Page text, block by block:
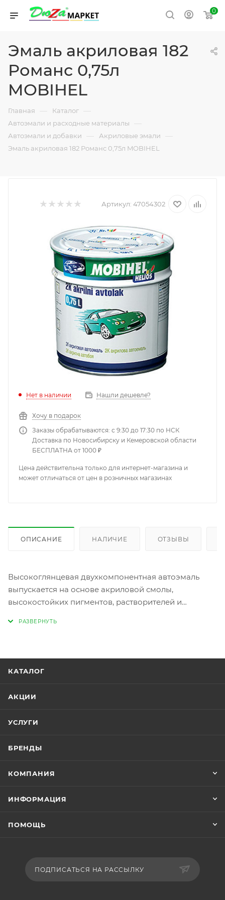
0
Эмаль акриловая 182
Романс 0,75л
MOBIHEL
Главная — Каталог —
Автоэмали и расходные материалы —
Автоэмали и добавки — Акриловые эмали —
Эмаль акриловая 182 Романс 0,75л MOBIHEL
Артикул: 47054302
Нет в наличии Нашли дешевле?
Хочу в подарок
Заказы обрабатываются: с 9:30 до 17:30 по НСК
Доставка по Новосибирску и Кемеровской области
БЕСПЛАТНА от 1000 ₽
Цена действительна только для интернет-магазина и
может отличаться от цен в розничных магазинах
ОПИСАНИЕ НАЛИЧИЕ ОТЗЫВЫ
Высокоглянцевая двухкомпонентная автоэмаль
выпускается на основе акриловой смолы,
высокостойких пигментов, растворителей и
Цвет подбирается с помощью MOBIHEL веера
КАТАЛОГ
АКЦИИ
УСЛУГИ
БРЕНДЫ
КОМПАНИЯ
ИНФОРМАЦИЯ
ПОМОЩЬ
ПОДПИСАТЬСЯ НА РАССЫЛКУ